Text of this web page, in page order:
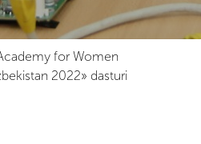
for Women
2022» dasturi